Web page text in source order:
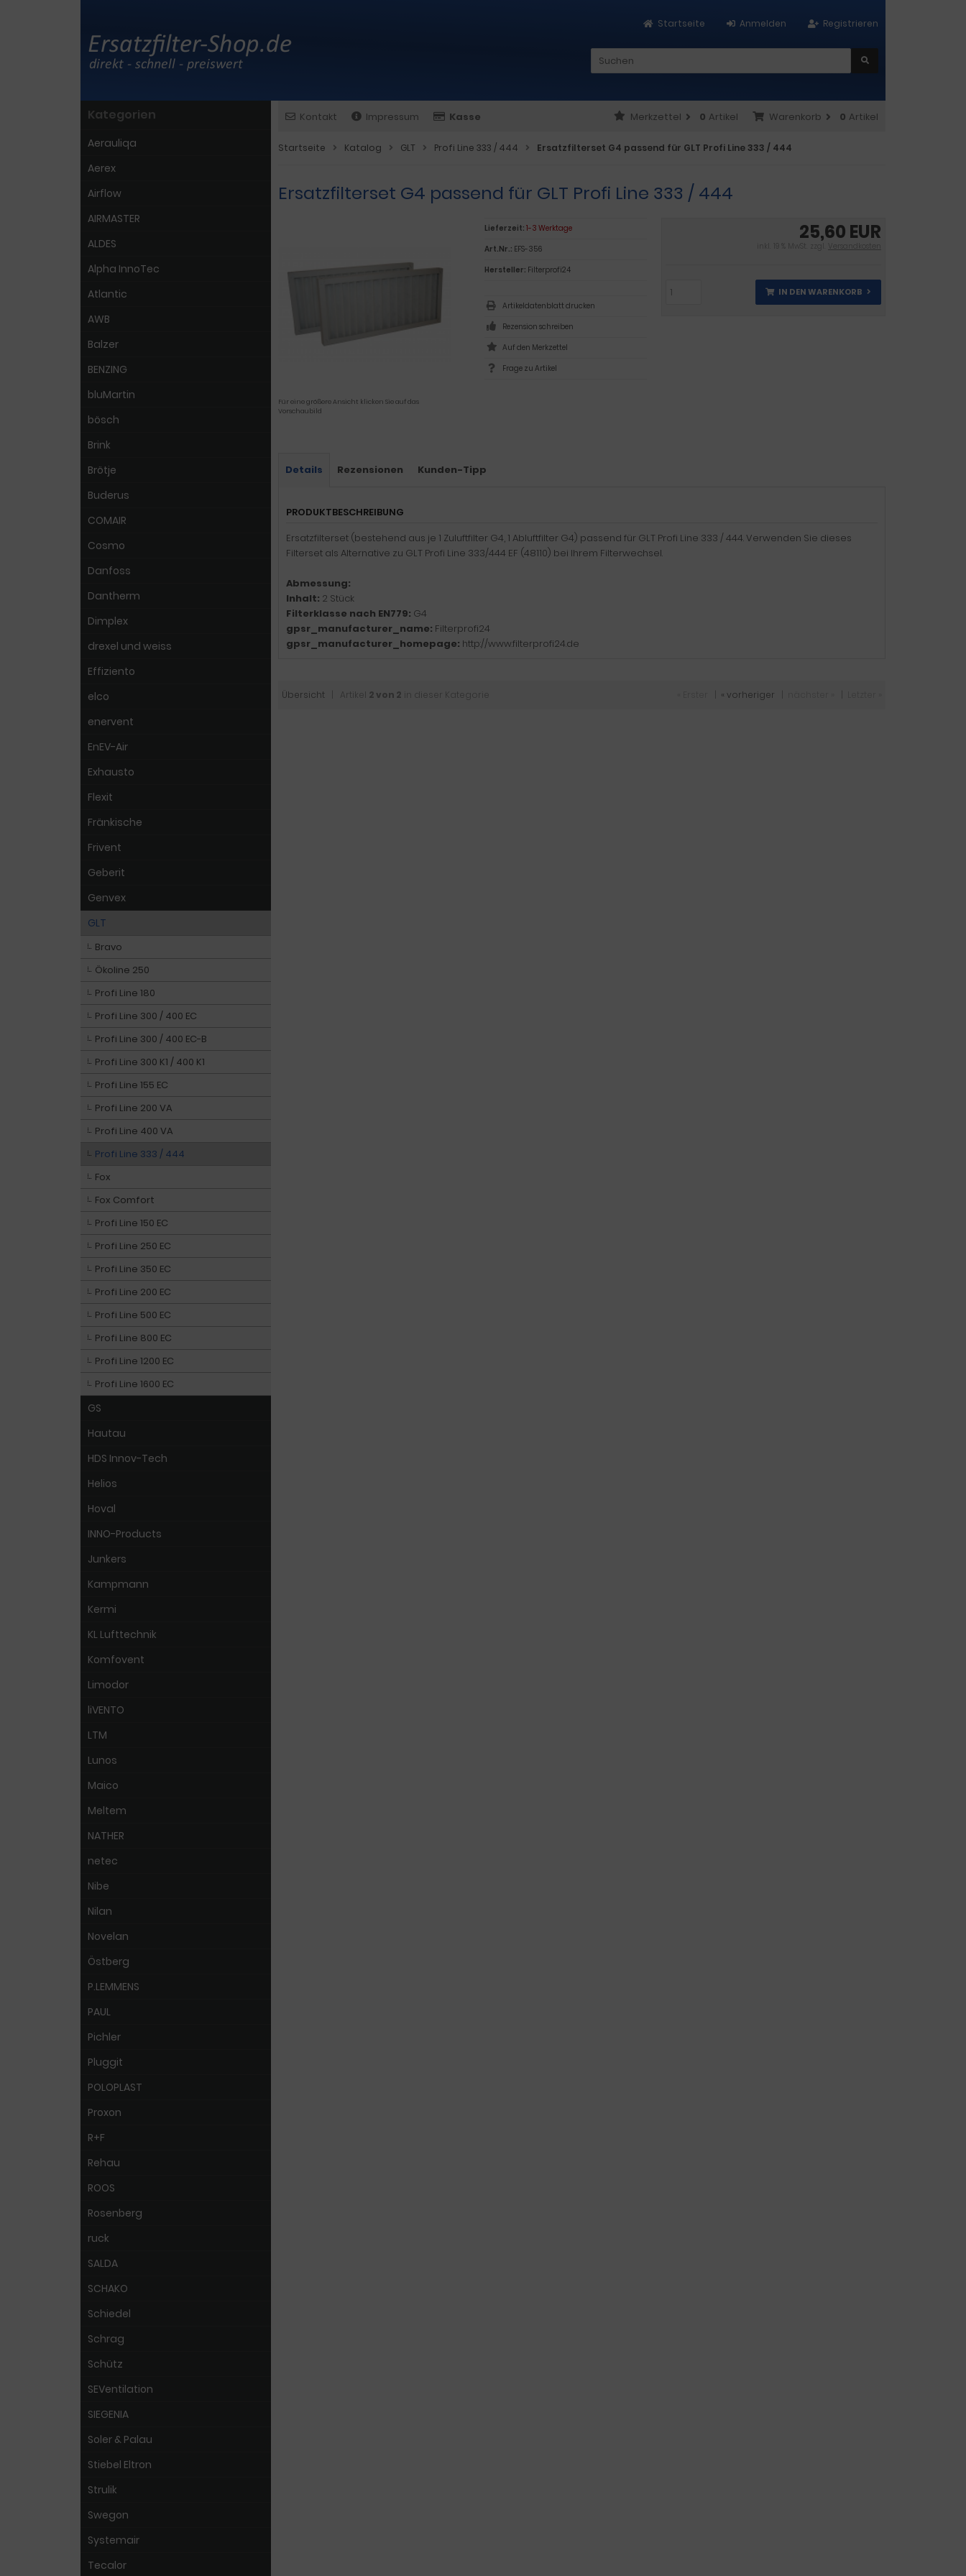
Registrieren
Anmelden
Startseite
Kontakt Impressum Kasse Warenkorb 0 Artikel
Merkzettel 0 Artikel
Startseite Katalog GLT Profi Line 333 / 444 Ersatzfilterset G4 passend für GLT Profi Line 333 / 444
Ersatzfilterset G4 passend für GLT Profi Line 333 / 444
Für eine größere Ansicht klicken Sie auf das
Vorschaubild
25,60 EUR
inkl. 19 % MwSt. zzgl. Versandkosten
IN DEN WARENKORB
Lieferzeit: 1-3 Werktage
Art.Nr.: EFS-356
Hersteller: Filterprofi24
Artikeldatenblatt drucken
Rezension schreiben
Frage zu Artikel
Details Rezensionen Kunden-Tipp
PRODUKTBESCHREIBUNG
Ersatzfilterset (bestehend aus je 1 Zuluftfilter G4, 1 Abluftfilter G4) passend für GLT Profi Line 333 / 444. Verwenden Sie dieses
Filterset als Alternative zu GLT Profi Line 333/444 EF (48110) bei Ihrem Filterwechsel.
Abmessung:
Inhalt: 2 Stück
Filterklasse nach EN779: G4
gpsr_manufacturer_name: Filterprofi24
gpsr_manufacturer_homepage: http://www.filterprofi24.de
Übersicht | Artikel 2 von 2 in dieser Kategorie « vorheriger
Kategorien
Aerauliqa
Aerex
Airflow
AIRMASTER
ALDES
Alpha InnoTec
Atlantic
AWB
Balzer
BENZING
bluMartin
bösch
Brink
Brötje
Buderus
COMAIR
Cosmo
Danfoss
Dantherm
Dimplex
drexel und weiss
Effiziento
elco
enervent
EnEV-Air
Exhausto
Flexit
Fränkische
Frivent
Geberit
Genvex
GLT
Bravo
Ökoline 250
Profi Line 180
Profi Line 300 / 400 EC
Profi Line 300 / 400 EC-B
Profi Line 300 K1 / 400 K1
Profi Line 155 EC
Profi Line 200 VA
Profi Line 400 VA
Profi Line 333 / 444
Fox
Fox Comfort
Profi Line 150 EC
Profi Line 250 EC
Profi Line 350 EC
Profi Line 200 EC
Profi Line 500 EC
Profi Line 800 EC
Profi Line 1200 EC
Profi Line 1600 EC
GS
Hautau
HDS Innov-Tech
Helios
Hoval
INNO-Products
Junkers
Kampmann
Kermi
KL Lufttechnik
Komfovent
Limodor
liVENTO
LTM
Lunos
Maico
Meltem
NATHER
netec
Nibe
Nilan
Novelan
Östberg
P.LEMMENS
PAUL
Pichler
Pluggit
POLOPLAST
Proxon
R+F
Rehau
ROOS
Rosenberg
ruck
SALDA
SCHAKO
Schiedel
Schrag
Schütz
SEVentilation
SIEGENIA
Soler & Palau
Stiebel Eltron
Strulik
Swegon
Systemair
Tecalor